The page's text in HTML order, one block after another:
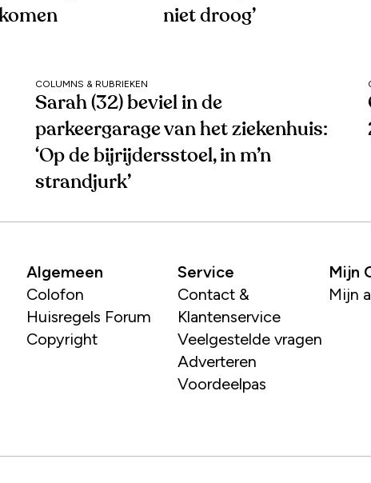
niet droog’
COLUMNS & RUBRIEKEN
Sarah (32) beviel in de
parkeergarage van het ziekenhuis:
‘Op de bijrijdersstoel, in m’n
strandjurk’
Algemeen
Colofon
Huisregels Forum
Copyright
Service
Contact &
Klantenservice
Veelgestelde vragen
Adverteren
Voordeelpas
Mijn
Mijn